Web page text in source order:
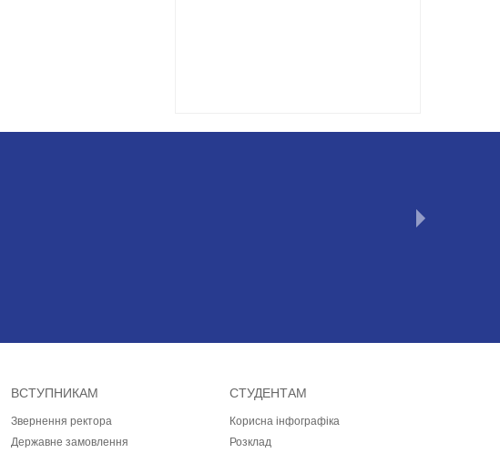
ВСТУПНИКАМ
Звернення ректора
Державне замовлення
СТУДЕНТАМ
Корисна інфографіка
Розклад